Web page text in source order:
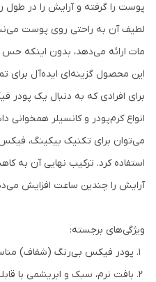
پوست را گرفته و آرایش را در
لطیف آن به راحتی روی پوست
مات ارائه می‌دهد، بدون اینکه حس
این محصول گزینه‌ای ایده‌آل
برای افرادی که به دنبال یک پودر
انواع کرم‌پودر و کانسیلر
می‌توان برای تکنیک بیکینگ،
آرایش را چندین ساعت افزایش
ویژگی‌های برجسته:
پودر فیکس بی‌رنگ (شفاف)
بافت نرم، سبک و ابریشمی با